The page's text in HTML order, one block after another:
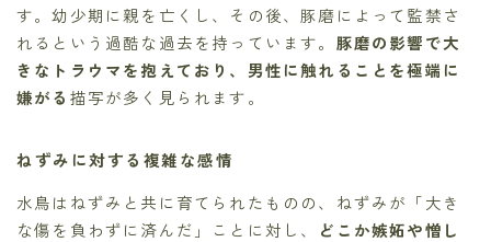
す。幼少期に親を亡くし、その後、豚磨によって監禁さ
れるという過酷な過去を持っています。 豚磨の影響で大
きなトラウマを抱えており、男性に触れることを極端に
嫌がる 描写が多く見られます。
ねずみに対する複雑な感情
水鳥はねずみと共に育てられたものの、ねずみが「大き
な傷を負わずに済んだ」ことに対し、
どこか嫉妬や憎し